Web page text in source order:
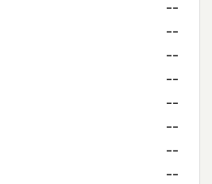
--
--
--
--
--
--
--
--